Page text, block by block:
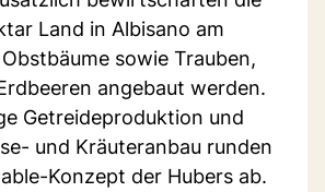
Land in Albisano am
sowie Trauben,
angebaut werden.
Getreideproduktion und
und Kräuteranbau runden
Konzept der Hubers ab.